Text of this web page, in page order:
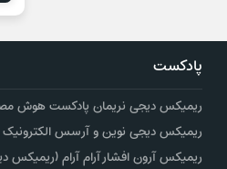
پادکست
ریمیکس دیجی نریمان پادکست هوش
ریمیکس دیجی نوین و آرسس الکترونیک و
ریمیکس آرون افشار آرام آرام (ریمیکس